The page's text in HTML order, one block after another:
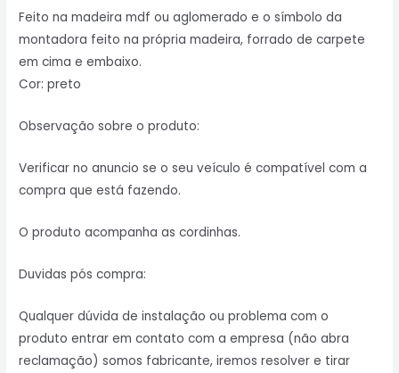
Feito na madeira mdf ou aglomerado e o símbolo da
montadora feito na própria madeira, forrado de carpete
em cima e embaixo.
Cor: preto
Observação sobre o produto:
Verificar no anuncio se o seu veículo é compatível com a
compra que está fazendo.
O produto acompanha as cordinhas.
Duvidas pós compra:
Qualquer dúvida de instalação ou problema com o
produto entrar em contato com a empresa (não abra
reclamação) somos fabricante, iremos resolver e tirar